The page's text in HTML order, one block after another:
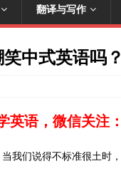
翻译与写作
中式英语吗？
英语，微信关注
我们说得不标准很土时